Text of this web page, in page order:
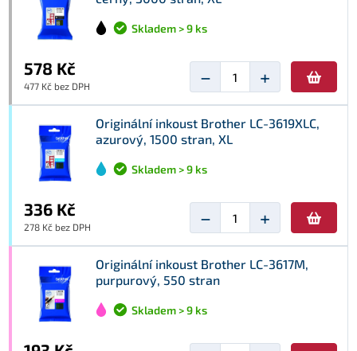
Skladem > 9 ks
578 Kč
477 Kč bez DPH − +
Originální inkoust Brother LC-3619XLC,
azurový, 1500 stran, XL
Skladem > 9 ks
336 Kč
278 Kč bez DPH − +
Originální inkoust Brother LC-3617M,
purpurový, 550 stran
Skladem > 9 ks